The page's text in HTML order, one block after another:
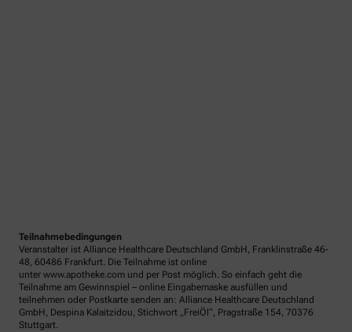
Teilnahmebedingungen
Veranstalter ist Alliance Healthcare Deutschland GmbH, Franklinstraße 46-
48, 60486 Frankfurt. Die Teilnahme ist online
unter www.apotheke.com und per Post möglich. So einfach geht die
Teilnahme am Gewinnspiel – online Eingabemaske ausfüllen und
teilnehmen oder Postkarte senden an: Alliance Healthcare Deutschland
GmbH, Despina Kalaitzidou, Stichwort „FreiÖl“, Pragstraße 154, 70376
Stuttgart.